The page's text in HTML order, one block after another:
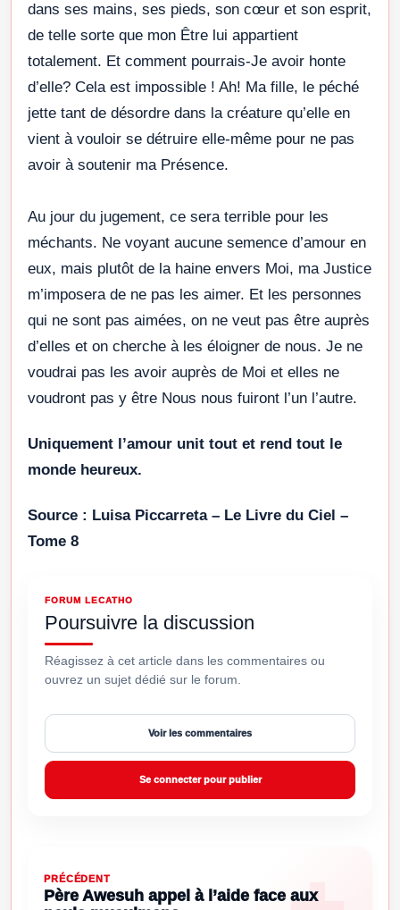
dans ses mains, ses pieds, son cœur et son esprit,
de telle sorte que mon Être lui appartient
totalement. Et comment pourrais-Je avoir honte
d’elle? Cela est impossible ! Ah! Ma fille, le péché
jette tant de désordre dans la créature qu’elle en
vient à vouloir se détruire elle-même pour ne pas
avoir à soutenir ma Présence.
Au jour du jugement, ce sera terrible pour les
méchants. Ne voyant aucune semence d’amour en
eux, mais plutôt de la haine envers Moi, ma Justice
m’imposera de ne pas les aimer. Et les personnes
qui ne sont pas aimées, on ne veut pas être auprès
d’elles et on cherche à les éloigner de nous. Je ne
voudrai pas les avoir auprès de Moi et elles ne
voudront pas y être Nous nous fuiront l’un l’autre.
Uniquement l’amour unit tout et rend tout le
monde heureux.
Source : Luisa Piccarreta – Le Livre du Ciel –
Tome 8
FORUM LECATHO
Poursuivre la discussion
Réagissez à cet article dans les commentaires ou
ouvrez un sujet dédié sur le forum.
Voir les commentaires
Se connecter pour publier
PRÉCÉDENT
Père Awesuh appel à l’aide face aux